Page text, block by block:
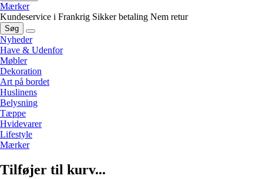
Mærker
Kundeservice i Frankrig Sikker betaling Nem retur
Søg
Nyheder
Have & Udenfor
Møbler
Dekoration
Art på bordet
Huslinens
Belysning
Tæppe
Hvidevarer
Lifestyle
Mærker
Tilføjer til kurv...